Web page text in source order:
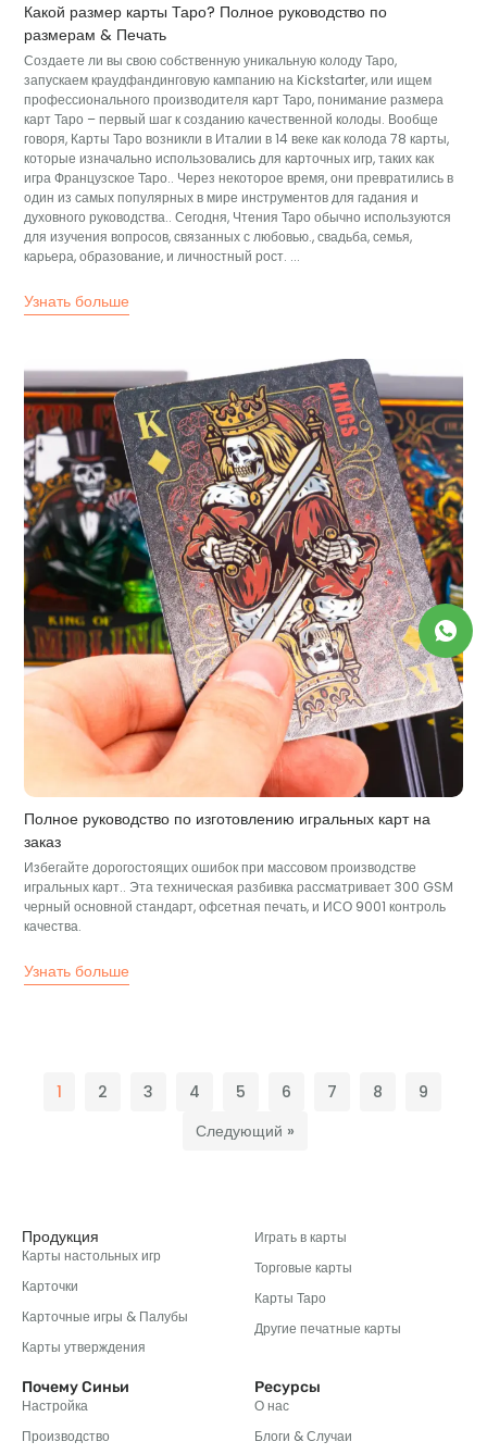
Какой размер карты Таро? Полное руководство по
размерам & Печать
Создаете ли вы свою собственную уникальную колоду Таро,
запускаем краудфандинговую кампанию на Kickstarter, или ищем
профессионального производителя карт Таро, понимание размера
карт Таро – первый шаг к созданию качественной колоды. Вообще
говоря, Карты Таро возникли в Италии в 14 веке как колода 78 карты,
которые изначально использовались для карточных игр, таких как
игра Французское Таро.. Через некоторое время, они превратились в
один из самых популярных в мире инструментов для гадания и
духовного руководства.. Сегодня, Чтения Таро обычно используются
для изучения вопросов, связанных с любовью., свадьба, семья,
карьера, образование, и личностный рост. ...
Узнать больше
Полное руководство по изготовлению игральных карт на
заказ
Избегайте дорогостоящих ошибок при массовом производстве
игральных карт.. Эта техническая разбивка рассматривает 300 GSM
черный основной стандарт, офсетная печать, и ИСО 9001 контроль
качества.
Узнать больше
1 2 3 4 5 6 7 8
9
Следующий »
Продукция
Карты настольных игр
Карточки
Карточные игры & Палубы
Карты утверждения
Играть в карты
Торговые карты
Карты Таро
Другие печатные карты
Почему Синьи
Настройка
Производство
Ресурсы
О нас
Блоги & Случаи